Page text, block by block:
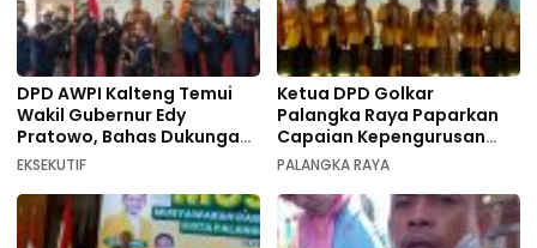
DPD AWPI Kalteng Temui
Wakil Gubernur Edy
Pratowo, Bahas Dukungan
Kongres Nasional II AWPI di
EKSEKUTIF
Ketua DPD Golkar
Palangka Raya Paparkan
Capaian Kepengurusan
pada Pembukaan Musda XI
PALANGKA RAYA